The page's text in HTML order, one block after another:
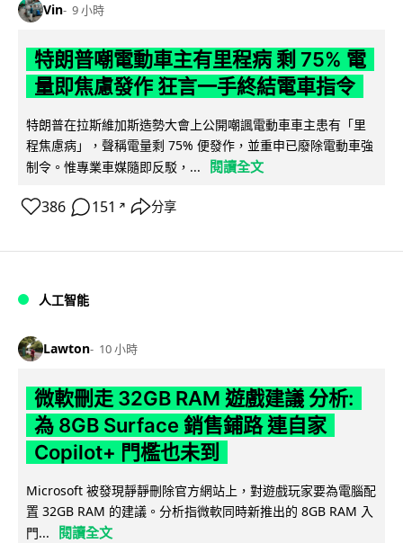
Vin 9 小時
特朗普嘲電動車主有里程病 剩 75% 電
量即焦慮發作 狂言一手終結電車指令
特朗普在拉斯維加斯造勢大會上公開嘲諷電動車車主患有「里
程焦慮病」，聲稱電量剩 75% 便發作，並重申已廢除電動車強
制令。惟專業車媒隨即反駁，...
閱讀全文
386 151 ↗ 分享
人工智能
Lawton 10 小時
微軟刪走 32GB RAM 遊戲建議 分析:
為 8GB Surface 銷售鋪路 連自家
Copilot+ 門檻也未到
Microsoft 被發現靜靜刪除官方網站上，對遊戲玩家要為電腦配
置 32GB RAM 的建議。分析指微軟同時新推出的 8GB RAM 入
門...
閱讀全文